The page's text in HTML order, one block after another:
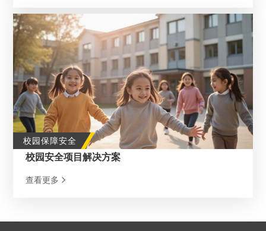
校园保障安全
校园安全项目解决方案
查看更多